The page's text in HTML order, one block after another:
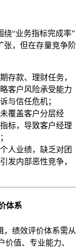
“业务指标完成率”
张，但在存量竞争阶
存款、理财任务，
客户风险承受能力
与信任危机；
覆盖客户分层经
标，导致客户经理
人业绩，缺乏对团
发内部恶性竞争，
体系
，绩效评价体系需从
价值、专业能力、